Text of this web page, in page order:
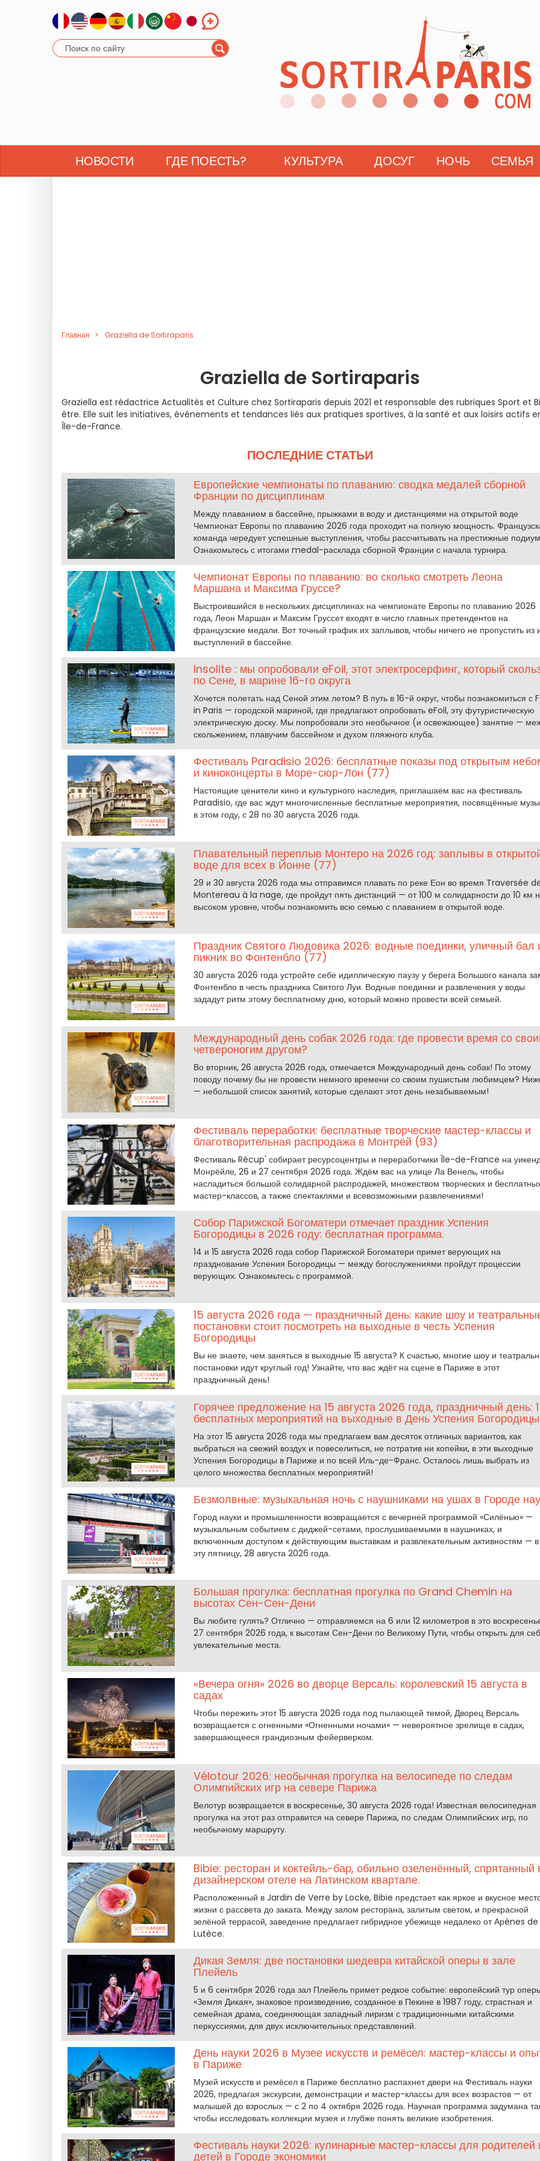
НОВОСТИ ГДЕ ПОЕСТЬ? КУЛЬТУРА ДОСУГ НОЧЬ СЕМЬЯ
Главная Graziella de Sortiraparis
Graziella de Sortiraparis
Graziella est rédactrice Actualités et Culture chez Sortiraparis depuis 2021 et responsable des rubriques Sport et
être. Elle suit les initiatives, événements et tendances liés aux pratiques sportives, à la santé et aux loisirs actifs
Île-de-France.
ПОСЛЕДНИЕ СТАТЬИ
Европейские чемпионаты по плаванию: сводка медалей сборной
Франции по дисциплинам
Между плаванием в бассейне, прыжками в воду и дистанциями на открытой воде
Чемпионат Европы по плаванию 2026 года проходит на полную мощность.
команда чередует успешные выступления, чтобы рассчитывать на престижные
Ознакомьтесь с итогами medal-расклада сборной Франции с начала турнира.
Чемпионат Европы по плаванию: во сколько смотреть Леона
Маршана и Максима Груссе?
Выстроившийся в нескольких дисциплинах на чемпионате Европы по плаванию 2026
года, Леон Маршан и Максим Груссет входят в число главных претендентов на
французские медали. Вот точный график их заплывов, чтобы ничего не пропустить из
выступлений в бассейне.
Insolite : мы опробовали eFoil, этот электросерфинг, который
по Сене, в марине 16-го округа
Хочется полетать над Сеной этим летом? В путь в 16-й округ, чтобы познакомиться с
in Paris — городской мариной, где предлагают опробовать eFoil, эту футуристическую
электрическую доску. Мы попробовали это необычное (и освежающее) занятие —
скольжением, плавучим бассейном и духом пляжного клуба.
Фестиваль Paradisio 2026: бесплатные показы под открытым
и киноконцерты в Море-сюр-Лон (77)
Настоящие ценители кино и культурного наследия, приглашаем вас на фестиваль
Paradisio, где вас ждут многочисленные бесплатные мероприятия, посвящённые
в этом году, с 28 по 30 августа 2026 года.
Плавательный переплыв Монтеро на 2026 год: заплывы в
воде для всех в Йонне (77)
29 и 30 августа 2026 года мы отправимся плавать по реке Еон во время Traversée
Montereau à la nage, где пройдут пять дистанций — от 100 м солидарности до 10 км
высоком уровне, чтобы познакомить всю семью с плаванием в открытой воде.
Праздник Святого Людовика 2026: водные поединки, уличный бал
пикник во Фонтенбло (77)
30 августа 2026 года устройте себе идиллическую паузу у берега Большого канала
Фонтенбло в честь праздника Святого Луи. Водные поединки и развлечения у воды
зададут ритм этому бесплатному дню, который можно провести всей семьей.
Международный день собак 2026 года: где провести время со
четвероногим другом?
Во вторник, 26 августа 2026 года, отмечается Международный день собак! По этому
поводу почему бы не провести немного времени со своим пушистым любимцем?
— небольшой список занятий, которые сделают этот день незабываемым!
Фестиваль переработки: бесплатные творческие мастер-классы и
благотворительная распродажа в Монтрёй (93)
Фестиваль Récup' собирает ресурсоцентры и переработчики Île-de-France на
Монрёйле, 26 и 27 сентября 2026 года. Ждём вас на улице Ла Венель, чтобы
насладиться большой солидарной распродажей, множеством творческих и
мастер-классов, а также спектаклями и всевозможными развлечениями!
Собор Парижской Богоматери отмечает праздник Успения
Богородицы в 2026 году: бесплатная программа.
14 и 15 августа 2026 года собор Парижской Богоматери примет верующих на
празднование Успения Богородицы — между богослужениями пройдут процессии
верующих. Ознакомьтесь с программой.
15 августа 2026 года — праздничный день: какие шоу и
постановки стоит посмотреть на выходные в честь Успения
Богородицы
Вы не знаете, чем заняться в выходные 15 августа? К счастью, многие шоу и
постановки идут круглый год! Узнайте, что вас ждёт на сцене в Париже в этот
праздничный день!
Горячее предложение на 15 августа 2026 года, праздничный день:
бесплатных мероприятий на выходные в День Успения Богородицы
На этот 15 августа 2026 года мы предлагаем вам десяток отличных вариантов, как
выбраться на свежий воздух и повеселиться, не потратив ни копейки, в эти выходные
Успения Богородицы в Париже и по всей Иль-де-Франс. Осталось лишь выбрать из
целого множества бесплатных мероприятий!
Безмолвные: музыкальная ночь с наушниками на ушах в Городе
Город науки и промышленности возвращается с вечерней программой «Силёнью» —
музыкальным событием с диджей-сетами, прослушиваемыми в наушниках, и
включенным доступом к действующим выставкам и развлекательным активностям — в
эту пятницу, 28 августа 2026 года.
Большая прогулка: бесплатная прогулка по Grand Chemin на
высотах Сен-Сен-Дени
Вы любите гулять? Отлично — отправляемся на 6 или 12 километров в это
27 сентября 2026 года, к высотам Сен-Дени по Великому Пути, чтобы открыть для
увлекательные места.
«Вечера огня» 2026 во дворце Версаль: королевский 15 августа в
садах
Чтобы пережить этот 15 августа 2026 года под пылающей темой, Дворец Версаль
возвращается с огненными «Огненными ночами» — невероятное зрелище в садах,
завершающееся грандиозным фейерверком.
Vélotour 2026: необычная прогулка на велосипеде по следам
Олимпийских игр на севере Парижа
Велотур возвращается в воскресенье, 30 августа 2026 года! Известная велосипедная
прогулка на этот раз отправится на севере Парижа, по следам Олимпийских игр, по
необычному маршруту.
Bibie: ресторан и коктейль-бар, обильно озеленённый, спрятанный
дизайнерском отеле на Латинском квартале.
Расположенный в Jardin de Verre by Locke, Bibie предстает как яркое и вкусное
жизни с рассвета до заката. Между залом ресторана, залитым светом, и прекрасной
зелёной террасой, заведение предлагает гибридное убежище недалеко от Арènes de
Lutèce.
Дикая Земля: две постановки шедевра китайской оперы в зале
Плейель
5 и 6 сентября 2026 года зал Плейель примет редкое событие: европейский тур
«Земля Дикая», знаковое произведение, созданное в Пекине в 1987 году, страстная и
семейная драма, соединяющая западный лиризм с традиционными китайскими
перкуссиями, для двух исключительных представлений.
День науки 2026 в Музее искусств и ремёсел: мастер-классы и
в Париже
Музей искусств и ремёсел в Париже бесплатно распахнет двери на Фестиваль науки
2026, предлагая экскурсии, демонстрации и мастер-классы для всех возрастов — от
малышей до взрослых — с 2 по 4 октября 2026 года. Научная программа задумана
чтобы исследовать коллекции музея и глубже понять великие изобретения.
Фестиваль науки 2026: кулинарные мастер-классы для родителей
детей в Городе экономики